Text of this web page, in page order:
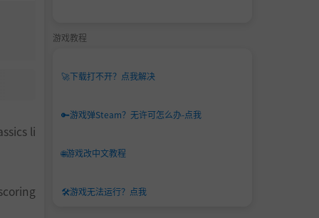
li
游戏教程
🚀下载打不开？点我解决
🔑游戏弹Steam？无许可怎么办-点我
🌐游戏改中文教程
🛠️游戏无法运行？点我